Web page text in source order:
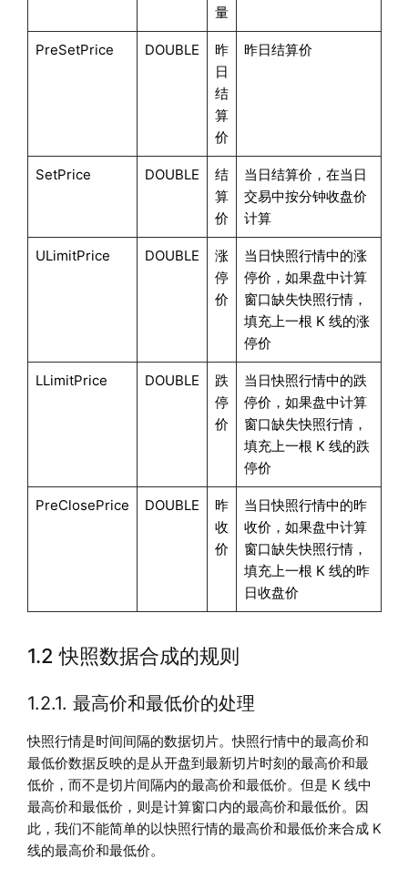
量
PreSetPrice DOUBLE
昨
日
结
算
价
昨日结算价
SetPrice DOUBLE
结
算
价
当日结算价，在当日
交易中按分钟收盘价
计算
ULimitPrice DOUBLE
涨
停
价
当日快照行情中的涨
停价，如果盘中计算
窗口缺失快照行情，
填充上一根 K 线的涨
停价
LLimitPrice DOUBLE
跌
停
价
当日快照行情中的跌
停价，如果盘中计算
窗口缺失快照行情，
填充上一根 K 线的跌
停价
PreClosePrice DOUBLE
昨
收
价
当日快照行情中的昨
收价，如果盘中计算
窗口缺失快照行情，
填充上一根 K 线的昨
日收盘价
1.2 快照数据合成的规则
1.2.1. 最高价和最低价的处理
快照行情是时间间隔的数据切片。快照行情中的最高价和
最低价数据反映的是从开盘到最新切片时刻的最高价和最
低价，而不是切片间隔内的最高价和最低价。但是 K 线中
最高价和最低价，则是计算窗口内的最高价和最低价。因
此，我们不能简单的以快照行情的最高价和最低价来合成 K
线的最高价和最低价。